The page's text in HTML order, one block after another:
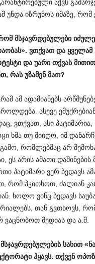
აქვს
უნდა იზრუნოს იმაზე, რომ
მსჯავრდებულები
». ვთქვათ და ყველამ
და უარი თქვას
, რას უზამენ მათ?
ამ ადამიანებს
ასევე
ვთქვათ, ასი
ხმა თუ მიიღო, იმ
რომლებმაც არ
ეს არის ამათი
პატიმარი ვერ ბედავს
რომ ჰკითხოთ, ძალიან
ხოლო ვინც ბედავს
თან გვთხოვს,
ვაცნობოთ მედიას და ა.შ.
მსჯავრდებულების სახით «
ჰყავს. თქვენ